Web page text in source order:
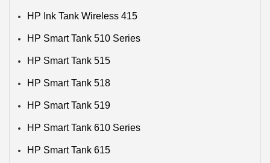
HP Ink Tank Wireless 415
HP Smart Tank 510 Series
HP Smart Tank 515
HP Smart Tank 518
HP Smart Tank 519
HP Smart Tank 610 Series
HP Smart Tank 615